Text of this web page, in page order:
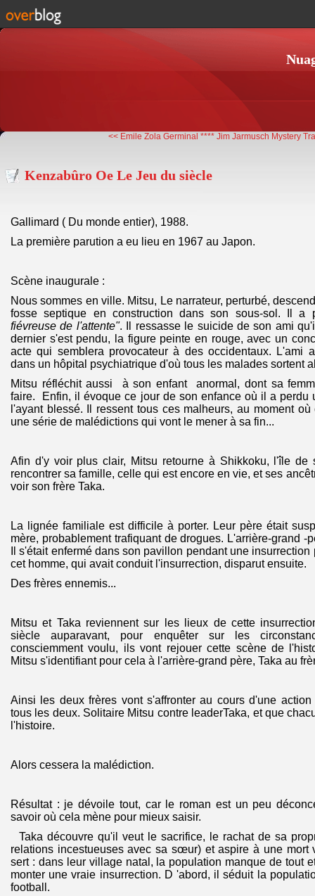
<< Emile Zola Germinal **** Jim Jarmusch Mystery
Kenzabûro Oe Le Jeu du siècle
Gallimard ( Du monde entier), 1988.
La première parution a eu lieu en 1967 au Japon.
Scène inaugurale :
Nous sommes en ville. Mitsu, Le narrateur, perturbé,
fosse septique en construction dans son sous-sol. Il
fiévreuse de l'attente". Il ressasse le suicide de son ami
dernier s'est pendu, la figure peinte en rouge, avec un
acte qui semblera provocateur à des occidentaux. L'ami
dans un hôpital psychiatrique d'où tous les malades sortent
Mitsu réfléchit aussi à son enfant anormal, dont sa
faire. Enfin, il évoque ce jour de son enfance où il a perdu
l'ayant blessé. Il ressent tous ces malheurs, au moment
une série de malédictions qui vont le mener à sa fin...
Afin d'y voir plus clair, Mitsu retourne à Shikkoku, l'île de
rencontrer sa famille, celle qui est encore en vie, et ses
voir son frère Taka.
La lignée familiale est difficile à porter. Leur père était
mère, probablement trafiquant de drogues. L'arrière-grand -
Il s'était enfermé dans son pavillon pendant une
cet homme, qui avait conduit l'insurrection, disparut ensuite.
Des frères ennemis...
Mitsu et Taka reviennent sur les lieux de cette
siècle auparavant, pour enquêter sur les
consciemment voulu, ils vont rejouer cette scène de
Mitsu s'identifiant pour cela à l'arrière-grand père, Taka au
Ainsi les deux frères vont s'affronter au cours d'une
tous les deux. Solitaire Mitsu contre leaderTaka, et que
l'histoire.
Alors cessera la malédiction.
Résultat : je dévoile tout, car le roman est un peu
savoir où cela mène pour mieux saisir.
Taka découvre qu'il veut le sacrifice, le rachat de sa
relations incestueuses avec sa sœur) et aspire à une mort
sert : dans leur village natal, la population manque de tout
monter une vraie insurrection. D 'abord, il séduit la
football.